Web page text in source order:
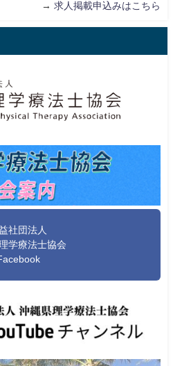
→ 求人掲載申込みはこちら
社団法人
学療法士協会